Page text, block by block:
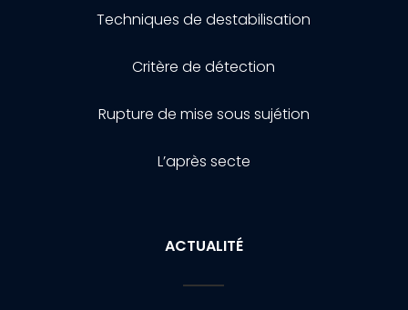
Techniques de destabilisation
Critère de détection
Rupture de mise sous sujétion
L’après secte
ACTUALITÉ